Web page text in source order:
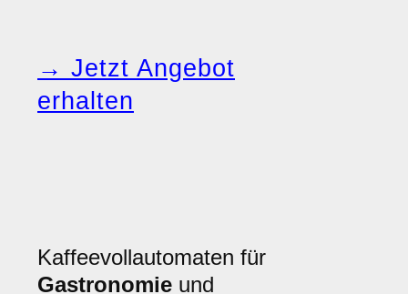
→ Jetzt Angebot
erhalten
Kaffeevollautomaten für
Gastronomie und